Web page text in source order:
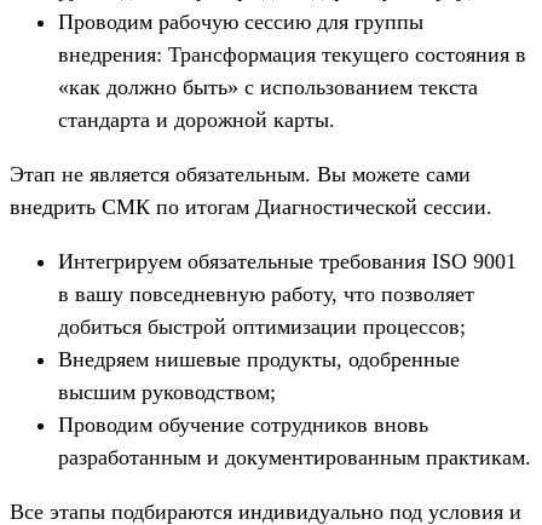
Проводим рабочую сессию для группы
внедрения: Трансформация текущего состояния в
«как должно быть» с использованием текста
стандарта и дорожной карты.
Этап не является обязательным. Вы можете сами
внедрить СМК по итогам Диагностической сессии.
Интегрируем обязательные требования ISO 9001
в вашу повседневную работу, что позволяет
добиться быстрой оптимизации процессов;
Внедряем нишевые продукты, одобренные
высшим руководством;
Проводим обучение сотрудников вновь
разработанным и документированным практикам.
Все этапы подбираются индивидуально под условия и